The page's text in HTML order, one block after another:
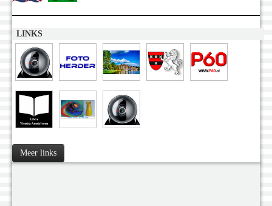
LINKS
Meer links